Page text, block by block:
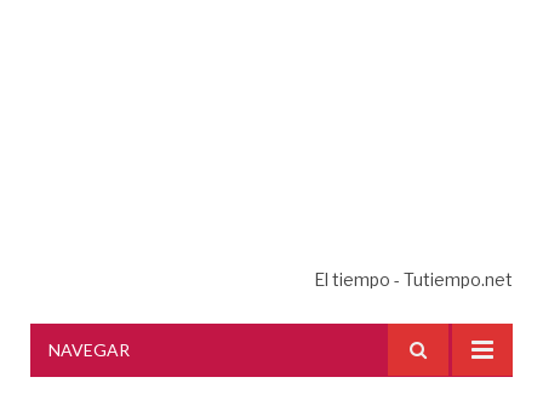
El tiempo - Tutiempo.net
NAVEGAR